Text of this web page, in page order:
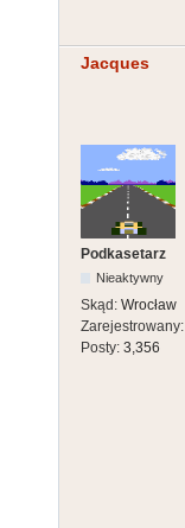
Jacques
Podkasetarz
Nieaktywny
Skąd: Wrocław
Zarejestrowany:
Posty: 3,356